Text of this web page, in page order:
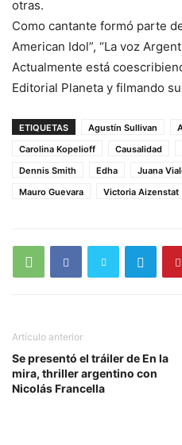
otras.
Como cantante formó parte
American Idol”, “La voz
Actualmente está
Editorial Planeta y filmando
ETIQUETAS Agustín Sullivan
Carolina Kopelioff
Causalidad
Dennis Smith
Edha Juana
Mauro Guevara
Victoria Aizenstat
Artículo anterior
Se presentó el tráiler de En la
mira, thriller argentino con
Nicolás Francella